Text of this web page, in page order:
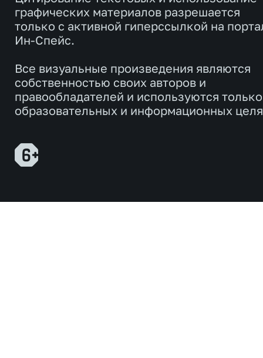
графических материалов разрешается
только с активной гиперссылкой на
Ин-Спейс.
Все визуальные произведения являются
собственностью своих авторов и
правообладателей и используются
образовательных и информационных